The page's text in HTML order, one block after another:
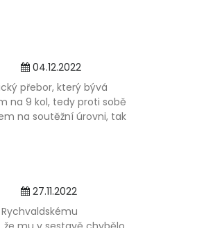
04.12.2022
přebor, který bývá
na 9 kol, tedy proti sobě
na soutěžní úrovni, tak
27.11.2022